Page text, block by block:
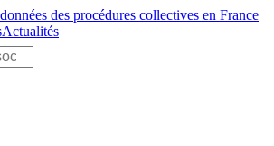
des procédures collectives en France
Actualités